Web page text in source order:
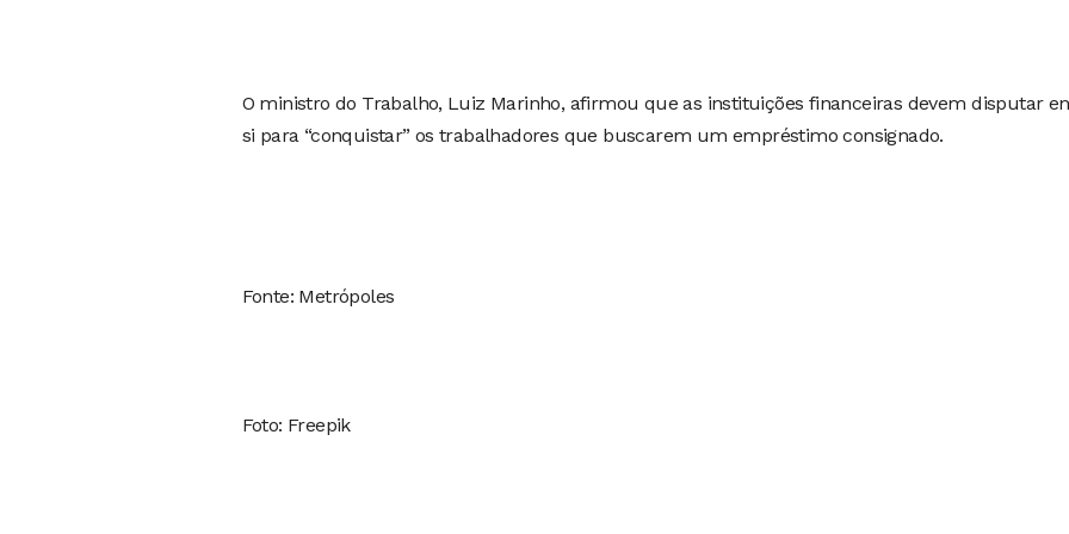
O ministro do Trabalho, Luiz Marinho, afirmou que as instituições financeiras devem disputar
si para “conquistar” os trabalhadores que buscarem um empréstimo consignado.
Fonte: Metrópoles
Foto: Freepik